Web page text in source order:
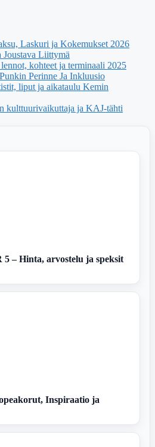
Laskuri ja Kokemukset 2026
Joustava Liittymä
kohteet ja terminaali 2025
Perinne Ja Inkluusio
liput ja aikataulu Kemin
kulttuurivaikuttaja ja KAJ-tähti
– Hinta, arvostelu ja speksit
Inspiraatio ja